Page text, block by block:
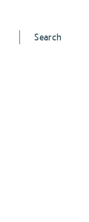
Search